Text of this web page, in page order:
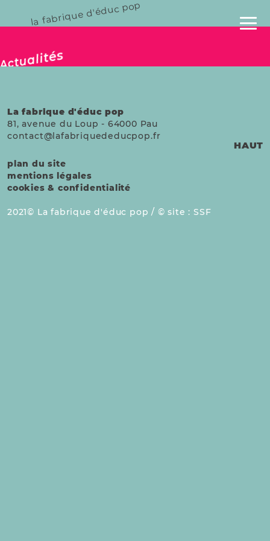
la fabrique d'éduc pop
publié le 14 mai 2025
La fabrique d'éduc pop
81, avenue du Loup - 64000 Pau
contact@lafabriquededucpop.fr
plan du site
mentions légales
cookies & confidentialité
2021 La fabrique d'éduc pop / site :SSF
HAUT